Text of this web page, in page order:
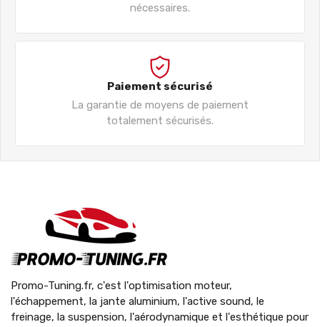
nécessaires.
Paiement sécurisé
La garantie de moyens de paiement
totalement sécurisés.
Promo-Tuning.fr, c'est l'optimisation moteur,
l'échappement, la jante aluminium, l'active sound, le
freinage, la suspension, l'aérodynamique et l'esthétique pour